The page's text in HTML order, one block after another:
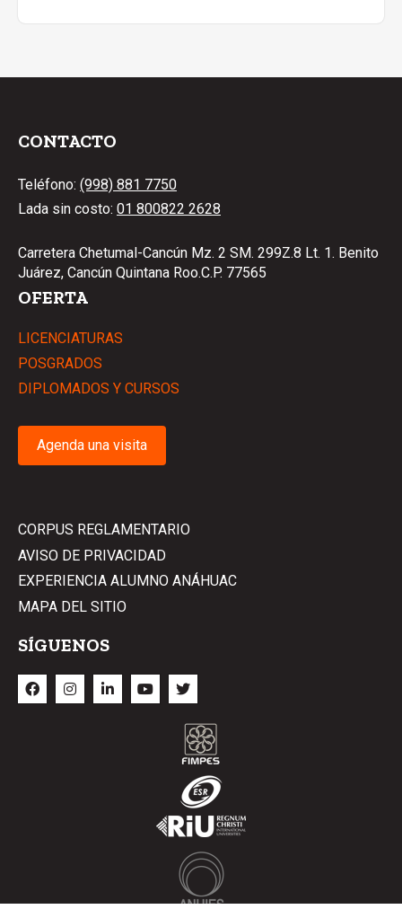
CONTACTO
Teléfono: (998) 881 7750
Lada sin costo: 01 800822 2628
Carretera Chetumal-Cancún Mz. 2 SM. 299Z.8 Lt. 1. Benito
Juárez, Cancún Quintana Roo.C.P. 77565
OFERTA
LICENCIATURAS
POSGRADOS
DIPLOMADOS Y CURSOS
Agenda una visita
CORPUS REGLAMENTARIO
AVISO DE PRIVACIDAD
EXPERIENCIA ALUMNO ANÁHUAC
MAPA DEL SITIO
SÍGUENOS